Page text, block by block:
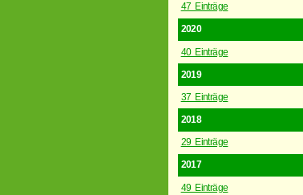
47 Einträge
2020
40 Einträge
2019
37 Einträge
2018
29 Einträge
2017
49 Einträge